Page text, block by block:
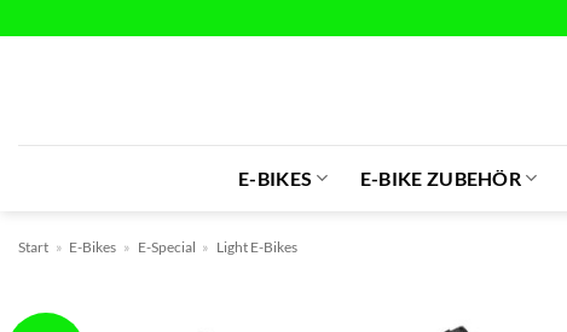
E-BIKES E-BIKE ZUBEHÖR
Start » E-Bikes » E-Special » Light E-Bikes